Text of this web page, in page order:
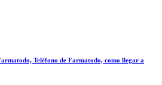
Teléfono de Farmatodo, como llegar a